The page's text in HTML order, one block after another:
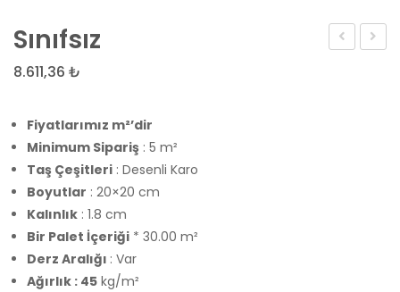
Sınıfsız
8.611,36 ₺
Fiyatlarımız m²’dir
Minimum Sipariş : 5 m²
Taş Çeşitleri : Desenli Karo
Boyutlar : 20×20 cm
Kalınlık : 1.8 cm
Bir Palet İçeriği * 30.00 m²
Derz Aralığı : Var
Ağırlık : 45 kg/m²